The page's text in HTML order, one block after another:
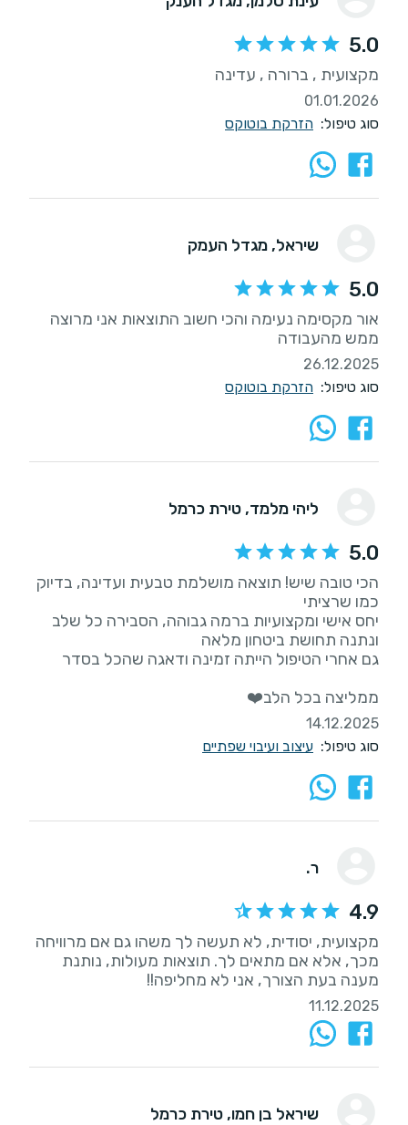
5.0
מקצועית , ברורה , עדינה
01.01.2026
סוג טיפול: הזרקת בוטוקס
שיראל, מגדל העמק
5.0
אור מקסימה נעימה והכי חשוב התוצאות אני מרוצה
ממש מהעבודה
26.12.2025
סוג טיפול: הזרקת בוטוקס
ליהי מלמד, טירת כרמל
5.0
הכי טובה שיש! תוצאה מושלמת טבעית ועדינה, בדיוק
יחס אישי ומקצועיות ברמה גבוהה, הסבירה כל שלב
ממליצה בכל הלב❤️
14.12.2025
סוג טיפול: עיצוב ועיבוי שפתיים
ר.
4.9
מקצועית, יסודית, לא תעשה לך משהו גם אם מרוויחה
מכך, אלא אם מתאים לך. תוצאות מעולות, נותנת
מענה בעת הצורך, אני לא מחליפה!!
11.12.2025
שיראל בן חמו, טירת כרמל